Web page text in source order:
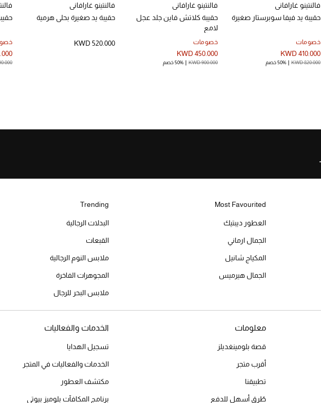
فالنتينو غارافاني
حقيبة يد فيفا سوبرستار صغيرة
خصومات
KWD 410.000
KWD 820.000 50% خصم
فالنتينو غارافاني
حقيبة كلاتش فاين جلد عجل
لامع
خصومات
KWD 450.000
KWD 900.000 50% خصم
فالنتينو غارافاني
حقيبة يد صغيرة بحلي هرمية
KWD 520.000
Most Favourited
العطور ديبتيك
الجمال ارماني
المكياج شانيل
الجمال هيرميس
Trending
البدلات الرجالية
القبعات
ملابس النوم الرجالية
المجوهرات الفاخرة
ملابس البحر للرجال
معلومات
قصة بلومينغديلز
أقرب متجر
تطبيقنا
طُرق أسهل للدفع
الخدمات والفعاليات
تسجيل الهدايا
الخدمات والفعاليات في المتجر
مكتشف العطور
برنامج المكافآت بلوميز بيوتي